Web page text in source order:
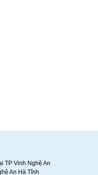
TP Vinh Nghệ An
An Hà Tĩnh